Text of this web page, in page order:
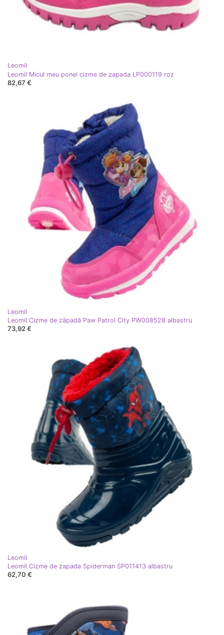
Leomil
Leomil Micul meu ponei cizme de zapada LP000119 roz
82,67 €
Leomil
Leomil Cizme de zăpadă Paw Patrol City PW008528 albastru
73,92 €
Leomil
Leomil Cizme de zapada Spiderman SP011413 albastru
62,70 €